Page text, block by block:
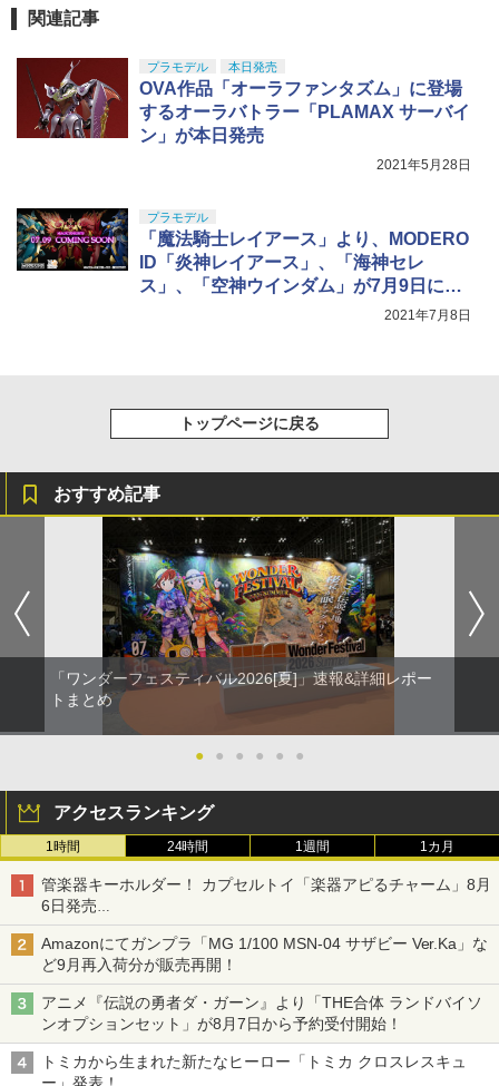
関連記事
プラモデル 本日発売
OVA作品「オーラファンタズム」に登場
するオーラバトラー「PLAMAX サーバイ
ン」が本日発売
2021年5月28日
プラモデル
「魔法騎士レイアース」より、MODERO
ID「炎神レイアース」、「海神セレ
ス」、「空神ウインダム」が7月9日に予
2021年7月8日
トップページに戻る
おすすめ記事
「ワンダーフェスティバル2026[夏]」速報&詳細レポー
トまとめ
● ● ● ● ● ●
アクセスランキング
1時間 24時間 1週間 1カ月
管楽器キーホルダー！ カプセルトイ「楽器アピるチャーム」8月
6日発売
チューバ、テナサクなど5種各3色
Amazonにてガンプラ「MG 1/100 MSN-04 サザビー Ver.Ka」な
ど9月再入荷分が販売再開！
アニメ『伝説の勇者ダ・ガーン』より「THE合体 ランドバイソ
ンオプションセット」が8月7日から予約受付開始！
トミカから生まれた新たなヒーロー「トミカ クロスレスキュ
ー」発表！